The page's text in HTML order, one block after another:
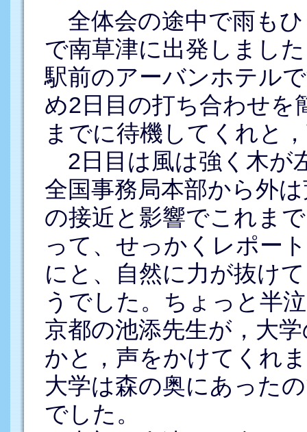
全体会の途中で雨も
で南草津に出発しまし
駅前のアーバンホテル
め2日目の打ち合わせを
までに待機してくれと
2日目は風は強く木が
全国事務局本部から外
の接近と影響でこれま
って、せっかくレポー
にと、自然に力が抜け
うでした。ちょっと半
京都の池添先生が，大
かと，声をかけてくれ
大学は森の奥にあった
でした。